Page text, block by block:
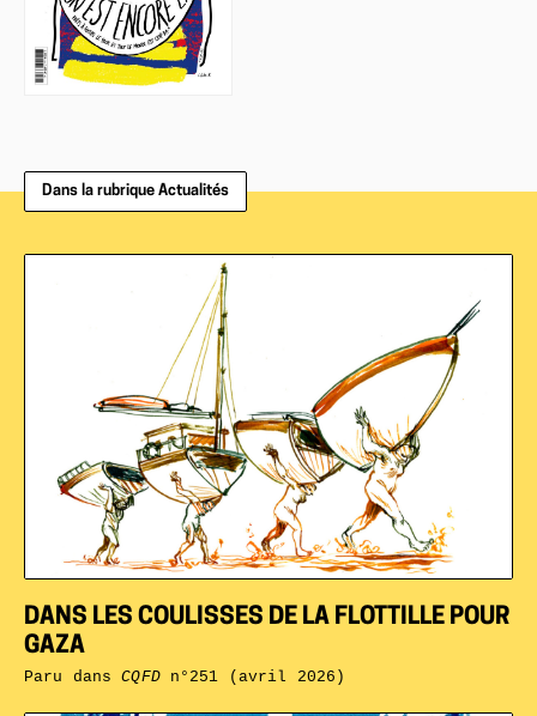
Dans la rubrique Actualités
DANS LES COULISSES DE LA FLOTTILLE POUR
GAZA
Paru dansCQFDn°251 (avril 2026)